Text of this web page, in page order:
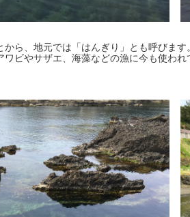
ら、地元では「はんぎり」とも呼びます。
ビやサザエ、海藻などの漁に今も使わ